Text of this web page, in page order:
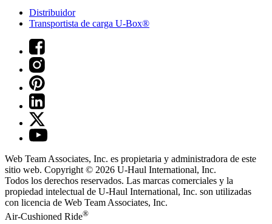
Distribuidor
Transportista de carga U-Box®
Web Team Associates, Inc. es propietaria y administradora de este
sitio web. Copyright © 2026 U-Haul International, Inc.
Todos los derechos reservados. Las marcas comerciales y la
propiedad intelectual de U-Haul International, Inc. son utilizadas
con licencia de Web Team Associates, Inc.
Air-Cushioned Ride®